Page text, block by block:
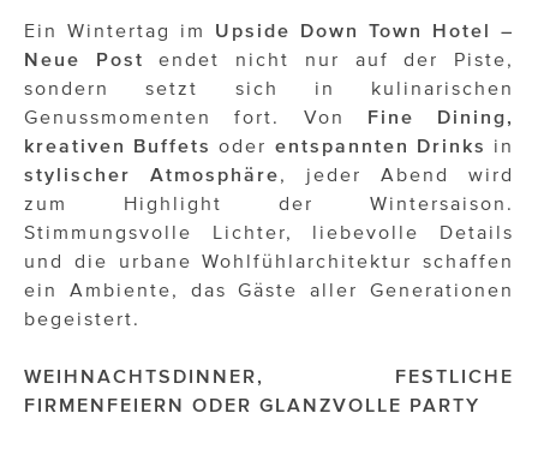
Ein Wintertag im
Upside Down Town Hotel –
Neue Post endet nicht nur auf der Piste,
sondern setzt sich in kulinarischen
Genussmomenten fort. Von Fine Dining,
kreativen Buffets oder entspannten Drinks in
stylischer Atmosphäre
, jeder Abend wird
zum Highlight der Wintersaison.
Stimmungsvolle Lichter, liebevolle Details
und die urbane Wohlfühlarchitektur schaffen
ein Ambiente, das Gäste aller Generationen
begeistert.
WEIHNACHTSDINNER, FESTLICHE
FIRMENFEIERN ODER GLANZVOLLE PARTY